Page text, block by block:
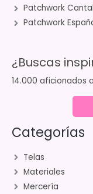
Patchwork
Patchwork
¿Buscas
14.000 aficionados
Categorías
Telas
Materiales
Mercería